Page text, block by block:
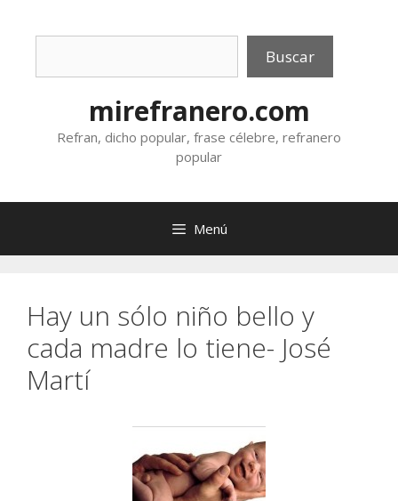
Buscar
mirefranero.com
Refran, dicho popular, frase célebre, refranero
popular
Menú
Hay un sólo niño bello y
cada madre lo tiene- José
Martí